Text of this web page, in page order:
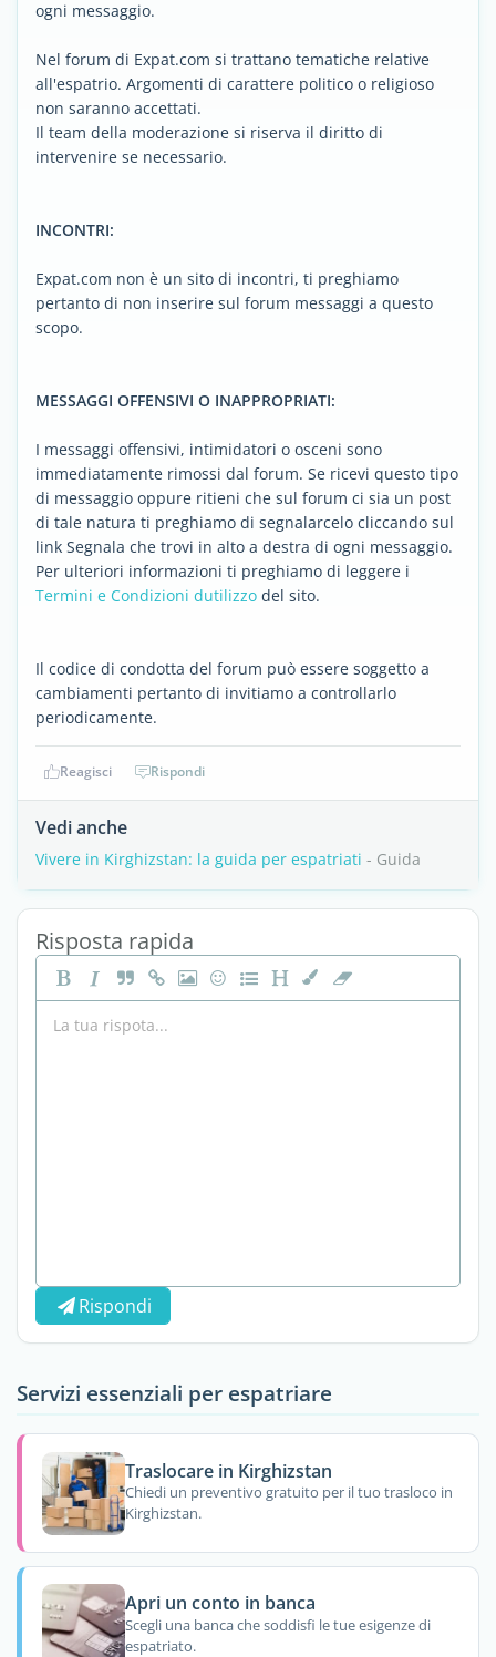
ogni messaggio.
Nel forum di Expat.com si trattano tematiche relative
all'espatrio. Argomenti di carattere politico o religioso
non saranno accettati.
Il team della moderazione si riserva il diritto di
intervenire se necessario.
INCONTRI:
Expat.com non è un sito di incontri, ti preghiamo
pertanto di non inserire sul forum messaggi a questo
scopo.
MESSAGGI OFFENSIVI O INAPPROPRIATI:
I messaggi offensivi, intimidatori o osceni sono
immediatamente rimossi dal forum. Se ricevi questo tipo
di messaggio oppure ritieni che sul forum ci sia un post
di tale natura ti preghiamo di segnalarcelo cliccando sul
link Segnala che trovi in alto a destra di ogni messaggio.
Per ulteriori informazioni ti preghiamo di leggere i
Termini e Condizioni dutilizzo del sito.
Il codice di condotta del forum può essere soggetto a
cambiamenti pertanto di invitiamo a controllarlo
periodicamente.
Reagisci Rispondi
Vedi anche
Vivere in Kirghizstan: la guida per espatriati - Guida
Risposta rapida
Rispondi
Servizi essenziali per espatriare
Traslocare in Kirghizstan
Chiedi un preventivo gratuito per il tuo trasloco in
Kirghizstan.
Apri un conto in banca
Scegli una banca che soddisfi le tue esigenze di
espatriato.